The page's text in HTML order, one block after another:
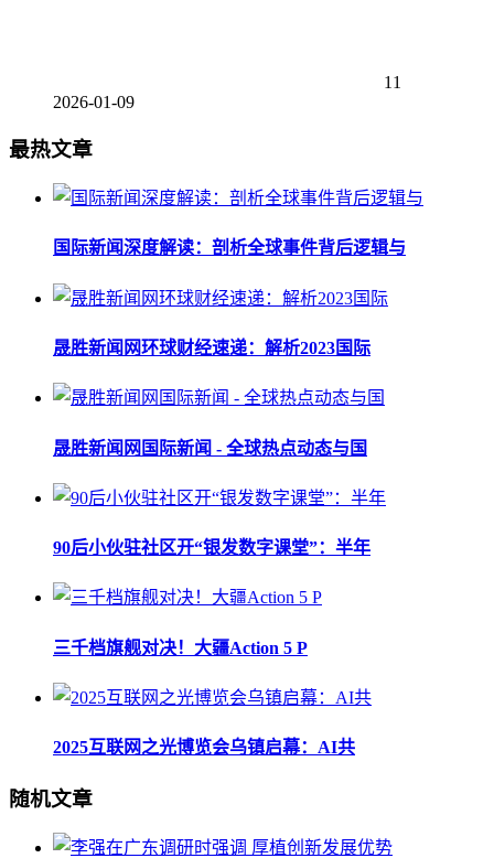
11
2026-01-09
最热文章
国际新闻深度解读：剖析全球事件背后逻辑与
晟胜新闻网环球财经速递：解析2023国际
晟胜新闻网国际新闻 - 全球热点动态与国
90后小伙驻社区开“银发数字课堂”：半年
三千档旗舰对决！大疆Action 5 P
2025互联网之光博览会乌镇启幕：AI共
随机文章